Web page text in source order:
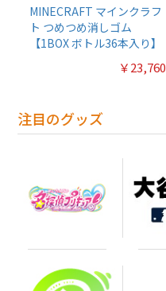
MINECRAFT マインクラフ
ト つめつめ消しゴム
【1BOX ボトル36本入り】
￥23,760
注目のグッズ